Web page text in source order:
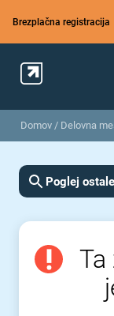
Brezplačna registracija
Domov / Delovna
Poglej
Ta